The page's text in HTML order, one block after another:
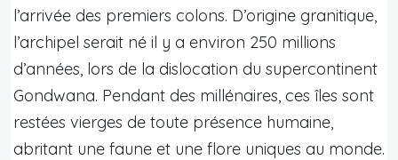
l’arrivée des premiers colons. D’origine granitique,
l’archipel serait né il y a environ 250 millions
d’années, lors de la dislocation du supercontinent
Gondwana. Pendant des millénaires, ces îles sont
restées vierges de toute présence humaine,
abritant une faune et une flore uniques au monde.